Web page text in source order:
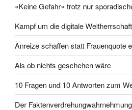
«Keine Gefahr» trotz nur
Kampf um die digitale Weltherrschaft
Anreize schaffen statt Frauenquote
Als ob nichts geschehen wäre
10 Fragen und 10 Antworten zum
Der